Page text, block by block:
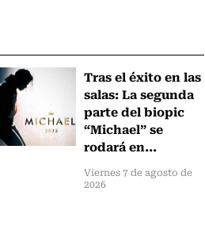
Tras el éxito en las
salas: La segunda
parte del biopic
“Michael” se
rodará en...
Viernes 7 de agosto de
2026